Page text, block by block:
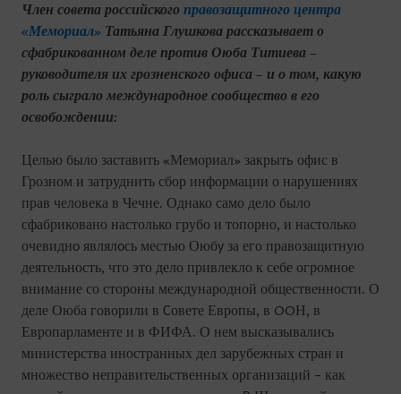
Член совета российского правозащитного центра
«Мемориал» Татьяна Глушкова рассказывает о
сфабрикованном деле против Оюба Титиева –
руководителя их грозненского офиса – и о том, какую
роль сыграло международное сообщество в его
освобождении:
Целью было заставить «Мемориал» закрыть офис в
Грозном и затруднить сбор информации о нарушениях
прав человека в Чечне. Однако само дело было
сфабриковано настолько грубо и топорно, и настолько
очевидно являлось местью Оюбу за его правозащитную
деятельность, что это дело привлекло к себе огромное
внимание со стороны международной общественности. О
деле Оюба говорили в Совете Европы, в OOН, в
Европарламенте и в ФИФА. О нем высказывались
министерства иностранных дел зарубежных стран и
множество неправительственных организаций – как